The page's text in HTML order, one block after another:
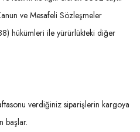
ve Mesafeli Sözleşmeler
hükümleri ile yürürlükteki diğer
verdiğiniz siparişlerin kargoya
başlar.